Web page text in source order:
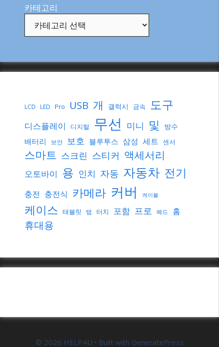
카테고리
LCD LED Pro USB 개 갤럭시 금속 도구
디스플레이 디지털 무선 미니 및 방수
배터리 보안 보호 블루투스 삼성 세트 센서
스마트 스크린 스티커 액세서리
오토바이 용 인치 자동 자동차 전기
충전 충전식 카메라 커버 케이블
케이스 태블릿 탭 터치 포함 프로 헤드 홈
휴대용
© 2026 HELP4U • Built with GeneratePress